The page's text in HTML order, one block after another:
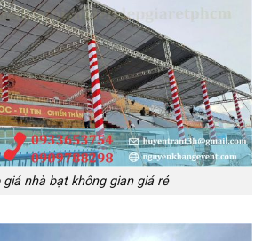
giá nhà bạt không gian giá rẻ